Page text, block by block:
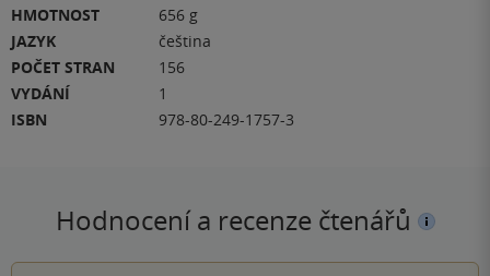
HMOTNOST
656 g
JAZYK
čeština
POČET STRAN
156
VYDÁNÍ
1
ISBN
978-80-249-1757-3
Hodnocení a recenze čtenářů